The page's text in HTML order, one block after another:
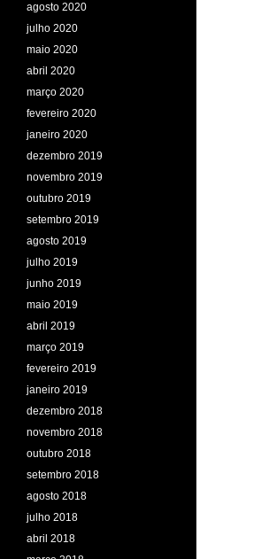
agosto 2020
julho 2020
maio 2020
abril 2020
março 2020
fevereiro 2020
janeiro 2020
dezembro 2019
novembro 2019
outubro 2019
setembro 2019
agosto 2019
julho 2019
junho 2019
maio 2019
abril 2019
março 2019
fevereiro 2019
janeiro 2019
dezembro 2018
novembro 2018
outubro 2018
setembro 2018
agosto 2018
julho 2018
abril 2018